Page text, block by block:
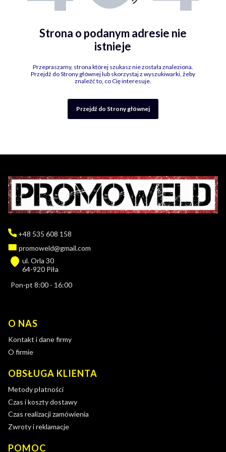
Strona o podanym adresie nie
istnieje
Przepraszamy, strona której szukasz nie została znaleziona.
Przejdź do Strony głównej lub skorzystaj z wyszukiwarki, żeby
znaleźć to, co Cię interesuje.
Przejdź do Strony głównej
+48 535 608 158
promoweld@gmail.com
ul. Orla 30
64-920 Piła
Pon-pt 8:00 - 16:00
Linki w stopce
O NAS
Kontakt i dane firmy
O firmie
OBSŁUGA KLIENTA
Metody płatności
Czas i koszty dostawy
Czas realizacji zamówienia
Zwroty i reklamacje
POMOC